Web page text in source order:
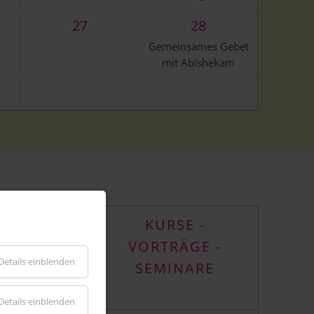
einblenden
einblenden
27 28
Gemeinsames Gebet
mit Abishekam
KURSE -
VORTRÄGE -
SEMINARE